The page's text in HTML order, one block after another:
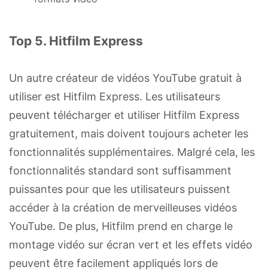
Top 5. Hitfilm Express
Un autre créateur de vidéos YouTube gratuit à
utiliser est Hitfilm Express. Les utilisateurs
peuvent télécharger et utiliser Hitfilm Express
gratuitement, mais doivent toujours acheter les
fonctionnalités supplémentaires. Malgré cela, les
fonctionnalités standard sont suffisamment
puissantes pour que les utilisateurs puissent
accéder à la création de merveilleuses vidéos
YouTube. De plus, Hitfilm prend en charge le
montage vidéo sur écran vert et les effets vidéo
peuvent être facilement appliqués lors de